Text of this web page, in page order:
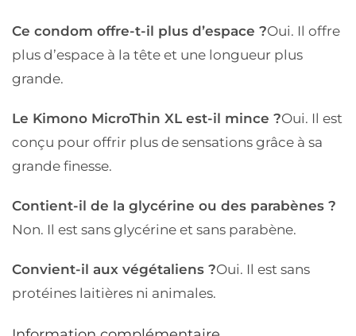
Ce condom offre-t-il plus d’espace ?Oui. Il offre
plus d’espace à la tête et une longueur plus
grande.
Le Kimono MicroThin XL est-il mince ?Oui. Il est
conçu pour offrir plus de sensations grâce à sa
grande finesse.
Contient-il de la glycérine ou des parabènes ?
Non. Il est sans glycérine et sans parabène.
Convient-il aux végétaliens ?Oui. Il est sans
protéines laitières ni animales.